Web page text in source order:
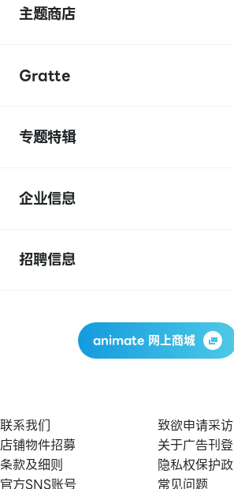
主题商店
Gratte
专题特辑
企业信息
招聘信息
animate 网上商城
联系我们
致欲申请采
店铺物件招募
关于广告刊登
条款及细则
隐私权保护
官方SNS账号
常见问题